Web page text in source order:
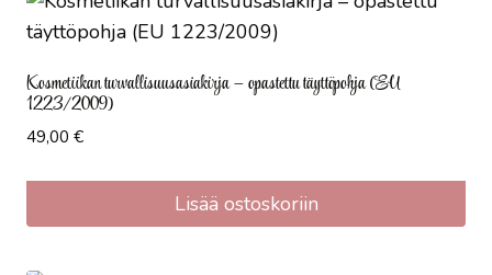
Kosmetiikan turvallisuusasiakirja – opastettu täyttöpohja (EU
1223/2009)
49,00 €
Lisää ostoskoriin